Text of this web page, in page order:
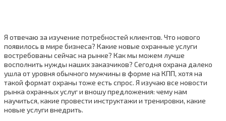
Я отвечаю за изучение потребностей клиентов. Что нового
появилось в мире бизнеса? Какие новые охранные услуги
востребованы сейчас на рынке? Как мы можем лучше
восполнить нужды наших заказчиков? Сегодня охрана далеко
ушла от уровня обычного мужчины в форме на КПП, хотя на
такой формат охраны тоже есть спрос. Я изучаю все новости
рынка охранных услуг и вношу предложения: чему нам
научиться, какие провести инструктажи и тренировки, какие
новые услуги внедрить.